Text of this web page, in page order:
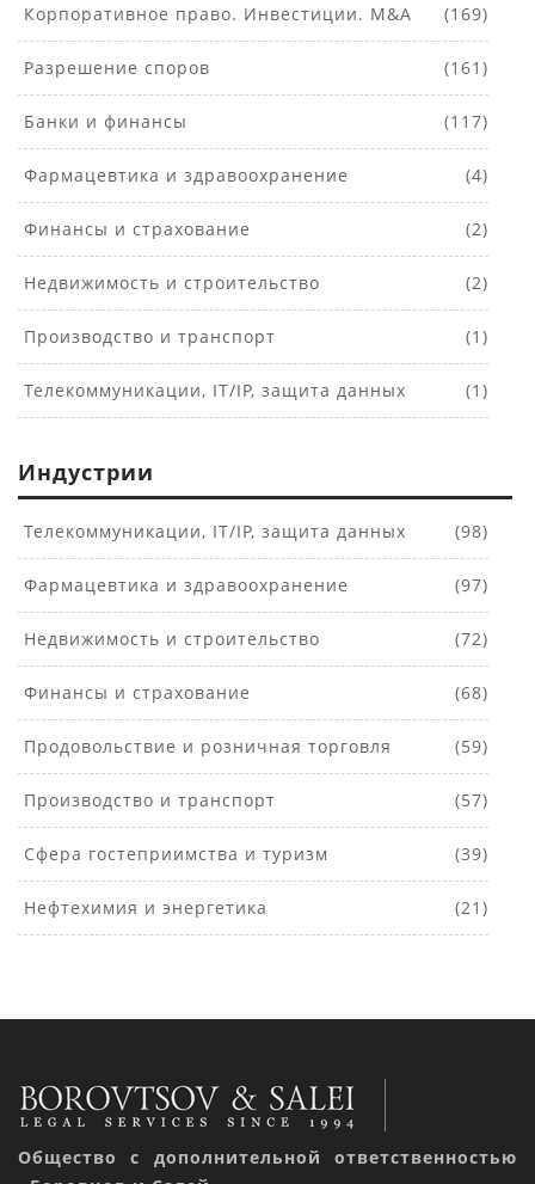
Корпоративное право. Инвестиции. M&A (169)
Разрешение споров (161)
Банки и финансы (117)
Фармацевтика и здравоохранение (4)
Финансы и страхование (2)
Недвижимость и строительство (2)
Производство и транспорт (1)
Телекоммуникации, IT/IP, защита данных (1)
Индустрии
Телекоммуникации, IT/IP, защита данных (98)
Фармацевтика и здравоохранение (97)
Недвижимость и строительство (72)
Финансы и страхование (68)
Продовольствие и розничная торговля (59)
Производство и транспорт (57)
Сфера гостеприимства и туризм (39)
Нефтехимия и энергетика (21)
Общество с дополнительной ответственностью